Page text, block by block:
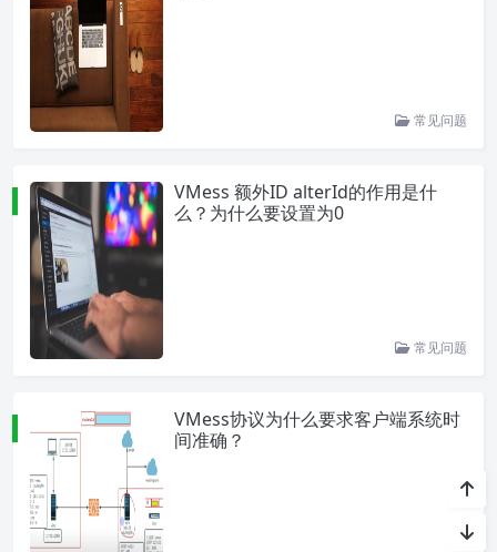
常见问题
VMess 额外ID alterId的作用是什
么？为什么要设置为0
常见问题
VMess协议为什么要求客户端系统时
间准确？